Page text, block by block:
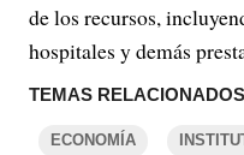
de los recursos,
hospitales y demás
TEMAS
ECONOMÍA